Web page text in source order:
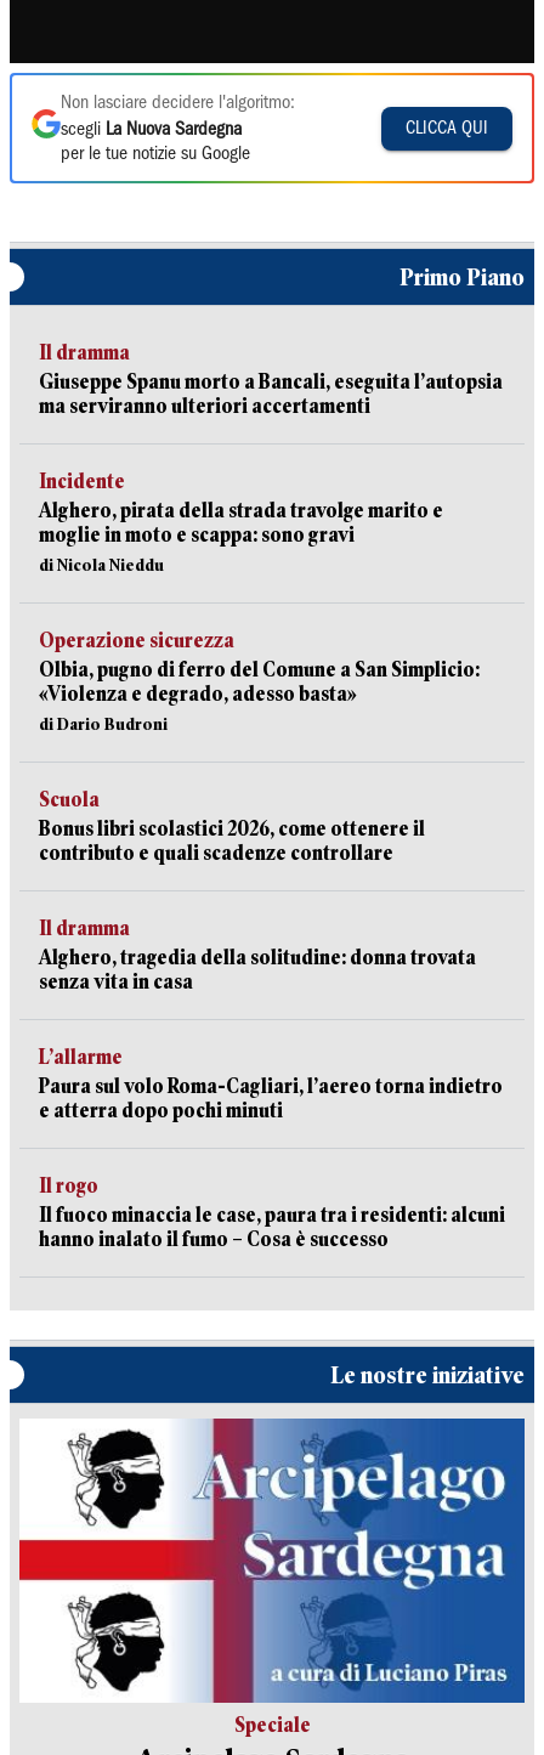
Non lasciare decidere l'algoritmo:
scegli La Nuova Sardegna
per le tue notizie su Google
CLICCA QUI
Primo Piano
Il dramma
Giuseppe Spanu morto a Bancali, eseguita l’autopsia
ma serviranno ulteriori accertamenti
Incidente
Alghero, pirata della strada travolge marito e
moglie in moto e scappa: sono gravi
di Nicola Nieddu
Operazione sicurezza
Olbia, pugno di ferro del Comune a San Simplicio:
«Violenza e degrado, adesso basta»
di Dario Budroni
Scuola
Bonus libri scolastici 2026, come ottenere il
contributo e quali scadenze controllare
Il dramma
Alghero, tragedia della solitudine: donna trovata
senza vita in casa
L’allarme
Paura sul volo Roma-Cagliari, l’aereo torna indietro
e atterra dopo pochi minuti
Il rogo
Il fuoco minaccia le case, paura tra i residenti: alcuni
hanno inalato il fumo – Cosa è successo
Le nostre iniziative
Speciale